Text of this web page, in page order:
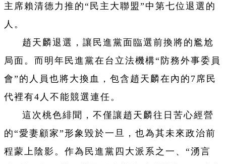
主席賴清德力推的“民主大聯盟”中第七位退選的
人。
趙天麟退選，讓民進黨面臨選前換將的尷尬
局面。而明年民進黨在台立法機構“防務外事委員
會”的人員也將大換血，包含趙天麟在內的7席民
代裡有4人不能競選連任。
這次桃色緋聞，不僅讓趙天麟往日苦心經營
的“愛妻顧家”形象毀於一旦，也為其未來政治前
程蒙上陰影。作為民進黨四大派系之一、“湧言